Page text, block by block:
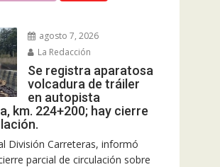
agosto 7, 2026
La Redacción
Se registra aparatosa
volcadura de tráiler
en autopista
km. 224+200; hay cierre
División Carreteras, informó
parcial de circulación sobre